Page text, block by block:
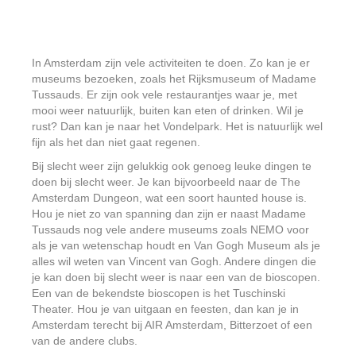
In Amsterdam zijn vele activiteiten te doen. Zo kan je er
museums bezoeken, zoals het Rijksmuseum of Madame
Tussauds. Er zijn ook vele restaurantjes waar je, met
mooi weer natuurlijk, buiten kan eten of drinken. Wil je
rust? Dan kan je naar het Vondelpark. Het is natuurlijk wel
fijn als het dan niet gaat regenen.
Bij slecht weer zijn gelukkig ook genoeg leuke dingen te
doen bij slecht weer. Je kan bijvoorbeeld naar de The
Amsterdam Dungeon, wat een soort haunted house is.
Hou je niet zo van spanning dan zijn er naast Madame
Tussauds nog vele andere museums zoals NEMO voor
als je van wetenschap houdt en Van Gogh Museum als je
alles wil weten van Vincent van Gogh. Andere dingen die
je kan doen bij slecht weer is naar een van de bioscopen.
Een van de bekendste bioscopen is het Tuschinski
Theater. Hou je van uitgaan en feesten, dan kan je in
Amsterdam terecht bij AIR Amsterdam, Bitterzoet of een
van de andere clubs.